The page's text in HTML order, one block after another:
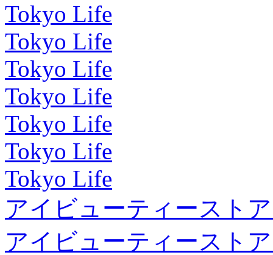
Tokyo Life
Tokyo Life
Tokyo Life
Tokyo Life
Tokyo Life
Tokyo Life
Tokyo Life
アイビューティースト
アイビューティースト